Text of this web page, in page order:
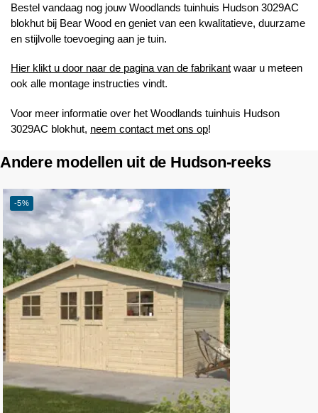
Bestel vandaag nog jouw Woodlands tuinhuis Hudson 3029AC
blokhut bij Bear Wood en geniet van een kwalitatieve, duurzame
en stijlvolle toevoeging aan je tuin.
Hier klikt u door naar de pagina van de fabrikant waar u meteen
ook alle montage instructies vindt.
Voor meer informatie over het Woodlands tuinhuis Hudson
3029AC blokhut, neem contact met ons op!
Andere modellen uit de Hudson-reeks
-5%